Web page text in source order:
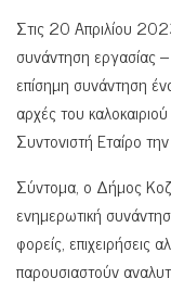
Στις 20 Απριλίου
συνάντηση εργασίας
επίσημη συνάντηση
αρχές του
Συντονιστή Εταίρο
Σύντομα, ο Δήμος
ενημερωτική
φορείς, επιχειρήσεις
παρουσιαστούν